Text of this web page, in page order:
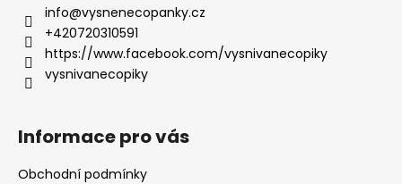
info@vysnenecopanky.cz
+420720310591
https://www.facebook.com/vysnivanecopiky
vysnivanecopiky
Informace pro vás
Obchodní podmínky